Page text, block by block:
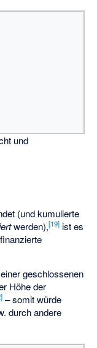
und
(und kumulierte
werden),[19] ist es
geschlossenen
Höhe der
] – somit würde
durch andere